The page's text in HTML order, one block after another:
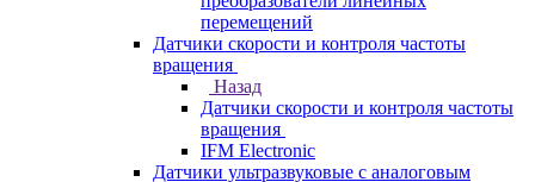
перемещений
Датчики скорости и контроля частоты
вращения
Назад
Датчики скорости и контроля частоты
вращения
IFM Electronic
Датчики ультразвуковые с аналоговым